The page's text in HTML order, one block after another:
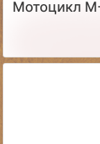
Мотоцикл